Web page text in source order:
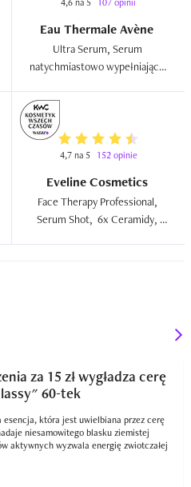
Eau Thermale Avène
Ultra Serum, Serum
natychmiastowo wypełniające
4,7 na 5 152 opinie
Eveline Cosmetics
Face Therapy Professional,
Serum Shot,  6x Ceramidy,
za 15 zł wygładza cerę
60-tek
esencja, która jest uwielbiana przez cerę
niesamowitego blasku ziemistej
aktywnych wyzwala energię zwiotczałej